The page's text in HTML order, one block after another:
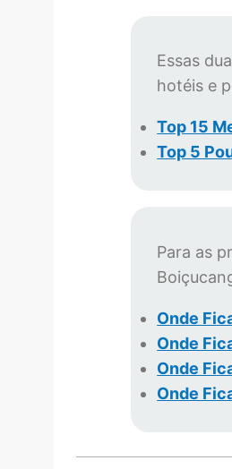
Essas
hotéis e
Top 15
Top 5
Para as
Onde
Onde
Onde
Onde